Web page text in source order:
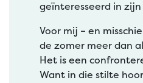
geïnteresseerd in
Voor mij – en
de zomer meer dan
Het is een
Want in die stilte